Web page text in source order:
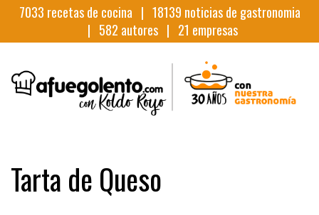
7033 recetas de cocina | 18139 noticias de gastronomia
| 582 autores | 21 empresas
Tarta de Queso